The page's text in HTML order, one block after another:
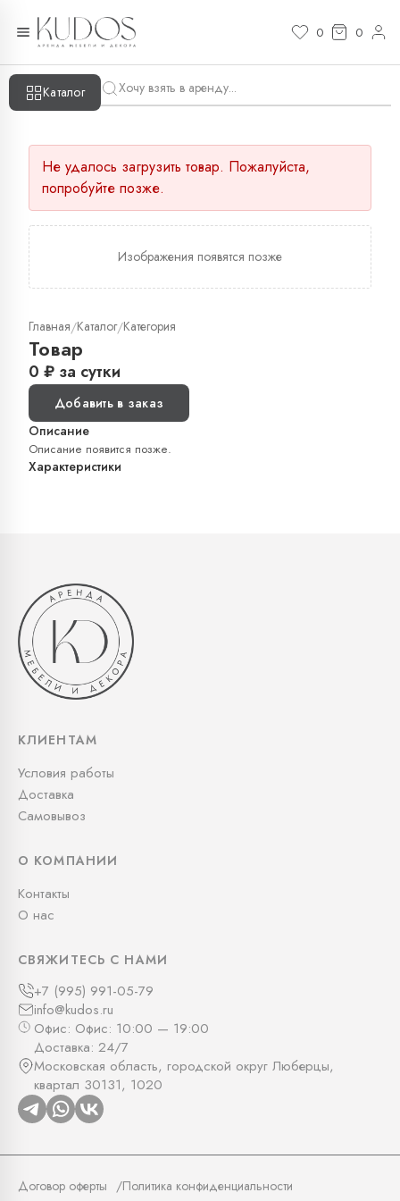
0 0
Каталог
Не удалось загрузить товар. Пожалуйста,
попробуйте позже.
Изображения появятся позже
Главная/Каталог/Категория
Товар
0 ₽ за сутки
Добавить в заказ
Описание
Описание появится позже.
Характеристики
КЛИЕНТАМ
Условия работы
Доставка
Самовывоз
О КОМПАНИИ
Контакты
О нас
СВЯЖИТЕСЬ С НАМИ
+7 (995) 991-05-79
info@kudos.ru
Офис: Офис: 10:00 — 19:00
Доставка: 24/7
Московская область, городской округ Люберцы,
квартал 30131, 1020
Договор оферты Политика конфиденциальности